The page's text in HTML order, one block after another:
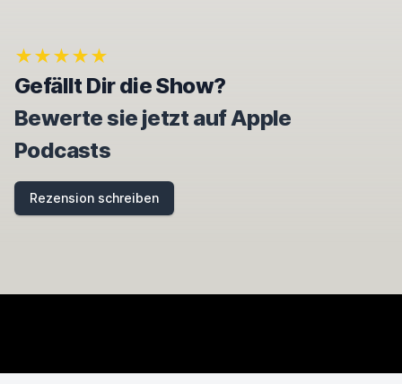
★★★★★
Gefällt Dir die Show?
Bewerte sie jetzt auf Apple
Podcasts
Rezension schreiben